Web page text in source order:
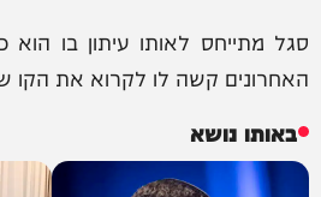
סגל מתייחס לאותו עיתון בו הוא
האחרונים קשה לו לקרוא את הקו
באותו נושא